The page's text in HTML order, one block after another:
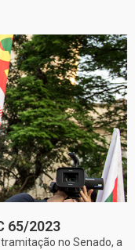
65/2023
no Senado, a